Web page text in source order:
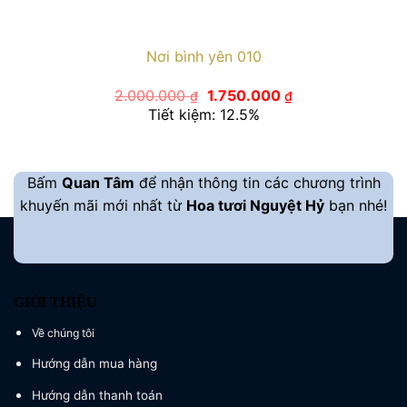
Nơi bình yên 010
2.000.000₫ Giá
gốc
là:
1.750.000 ₫Giá
hiện
Tiết kiệm: 12.5%
Bấm Quan Tâm để nhận thông tin các chương trình
khuyến mãi mới nhất từ Hoa tươi Nguyệt Hỷ bạn nhé!
GIỚI THIỆU
Về chúng tôi
Hướng dẫn mua hàng
Hướng dẫn thanh toán